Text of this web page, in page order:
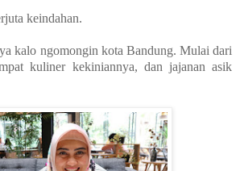
keindahan.
kalo ngomongin kota Bandung. Mulai dari
kuliner kekiniannya, dan jajanan asik